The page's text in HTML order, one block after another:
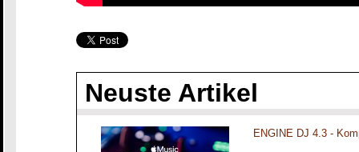
Neuste Artikel
ENGINE DJ 4.3 -